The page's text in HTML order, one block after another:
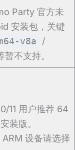
Party 官方未
安装包，关键
v8a
/
暂不支持。
11 用户推荐 64
装版。
设备请选择